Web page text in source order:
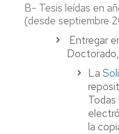
B- Tesis leídas en
(desde septiembre
Entregar
La
la